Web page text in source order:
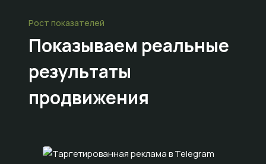
Рост показателей
Показываем реальные
результаты
продвижения